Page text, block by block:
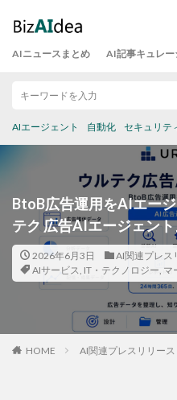
AIニュースまとめ AI記事キュレー
AIエージェント 自動化 セキュリテ
BtoB広告運用をAIエー
テク 広告AIエージェン
2026年6月3日
AI関連プレス
AIサービス, IT・テクノロジー, マ
HOME AI関連プレスリリース